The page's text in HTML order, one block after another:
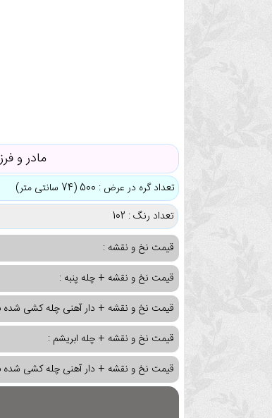
مادر و
تعداد گره در عرض : 500 (74 سانتی متر)
تعداد رنگ : 102
قیمت نخ و نقشه :
قیمت نخ و نقشه + چله پنبه :
قیمت نخ و نقشه + دار آهنی چله کشی شده
قیمت نخ و نقشه + چله ابریشم :
قیمت نخ و نقشه + دار آهنی چله کشی شده